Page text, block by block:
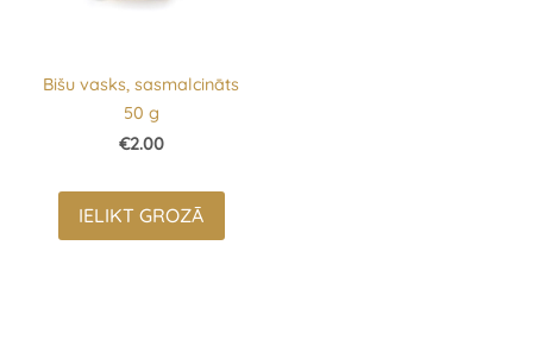
Bišu vasks, sasmalcināts
50 g
€2.00
IELIKT GROZĀ